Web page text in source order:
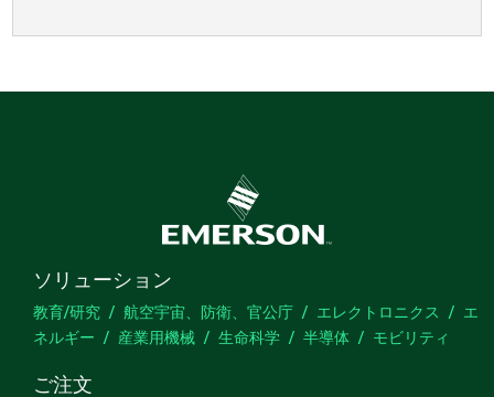
ソリューション
教育/研究 航空宇宙、防衛、官公庁 エレクトロニクス
エ
ネルギー
産業用機械 生命科学 半導体 モビリティ
ご注文